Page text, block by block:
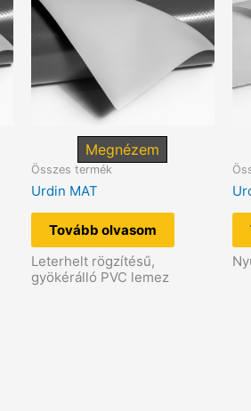
Megnézem
Összes termék
Urdin MAT
Tovább olvasom
Leterhelt rögzítésű,
gyökérálló PVC lemez